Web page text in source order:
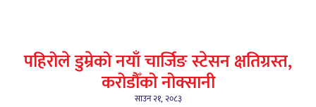
पहिरोले डुम्रेको नयाँ चार्जिङ स्टेसन क्षतिग्रस्त,
करोडौँको नोक्सानी
साउन २१, २०८३